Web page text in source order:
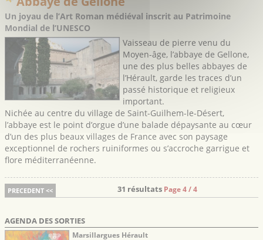
Un joyau de l’Art Roman médiéval inscrit au Patrimoine
Mondial de l’UNESCO
Vaisseau de pierre venu du
Moyen-âge, l’abbaye de Gellone,
une des plus belles abbayes de
l’Hérault, garde les traces d’un
passé historique et religieux
important.
Nichée au centre du village de Saint-Guilhem-le-Désert,
l’abbaye est le point d’orgue d’une balade dépaysante au cœur
d’un des plus beaux villages de France avec son paysage
exceptionnel de rochers ruiniformes ou s’accroche garrigue et
flore méditerranéenne.
PRECEDENT << 31 résultats Page 4 / 4
AGENDA DES SORTIES
Marsillargues Hérault